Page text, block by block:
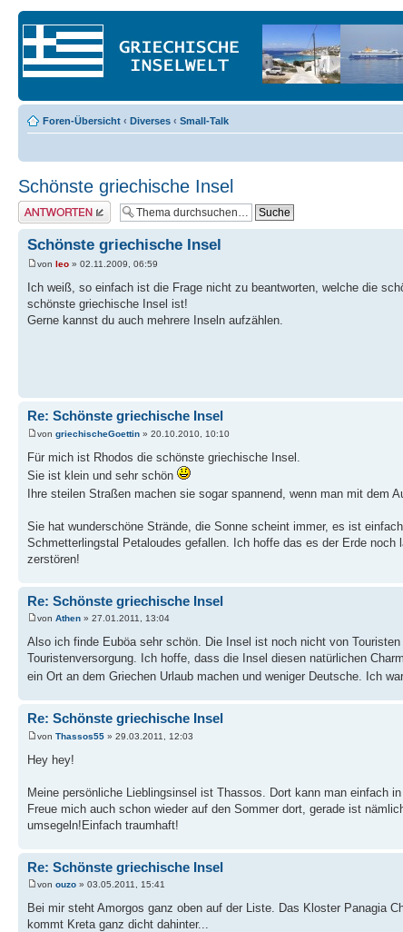
Foren-Übersicht ‹ Diverses ‹ Small-Talk
Schönste griechische Insel
Antwort erstellen
Schönste griechische Insel
von leo » 02.11.2009, 06:59
Ich weiß, so einfach ist die Frage nicht zu beantworten, welche die
schönste griechische Insel ist!
Gerne kannst du auch mehrere Inseln aufzählen.
Re: Schönste griechische Insel
von griechischeGoettin » 20.10.2010, 10:10
Für mich ist Rhodos die schönste griechische Insel.
Sie ist klein und sehr schön
Ihre steilen Straßen machen sie sogar spannend, wenn man mit dem
Sie hat wunderschöne Strände, die Sonne scheint immer, es ist
Schmetterlingstal Petaloudes gefallen. Ich hoffe das es der Erde
zerstören!
Re: Schönste griechische Insel
von Athen » 27.01.2011, 13:04
Also ich finde Euböa sehr schön. Die Insel ist noch nicht von
Touristenversorgung. Ich hoffe, dass die Insel diesen natürlichen
ein Ort an dem Griechen Urlaub machen und weniger Deutsche. Ich
Re: Schönste griechische Insel
von Thassos55 » 29.03.2011, 12:03
Hey hey!
Meine persönliche Lieblingsinsel ist Thassos. Dort kann man einfach
Freue mich auch schon wieder auf den Sommer dort, gerade ist
umsegeln!Einfach traumhaft!
Re: Schönste griechische Insel
von ouzo » 03.05.2011, 15:41
Bei mir steht Amorgos ganz oben auf der Liste. Das Kloster Panagia
kommt Kreta ganz dicht dahinter...